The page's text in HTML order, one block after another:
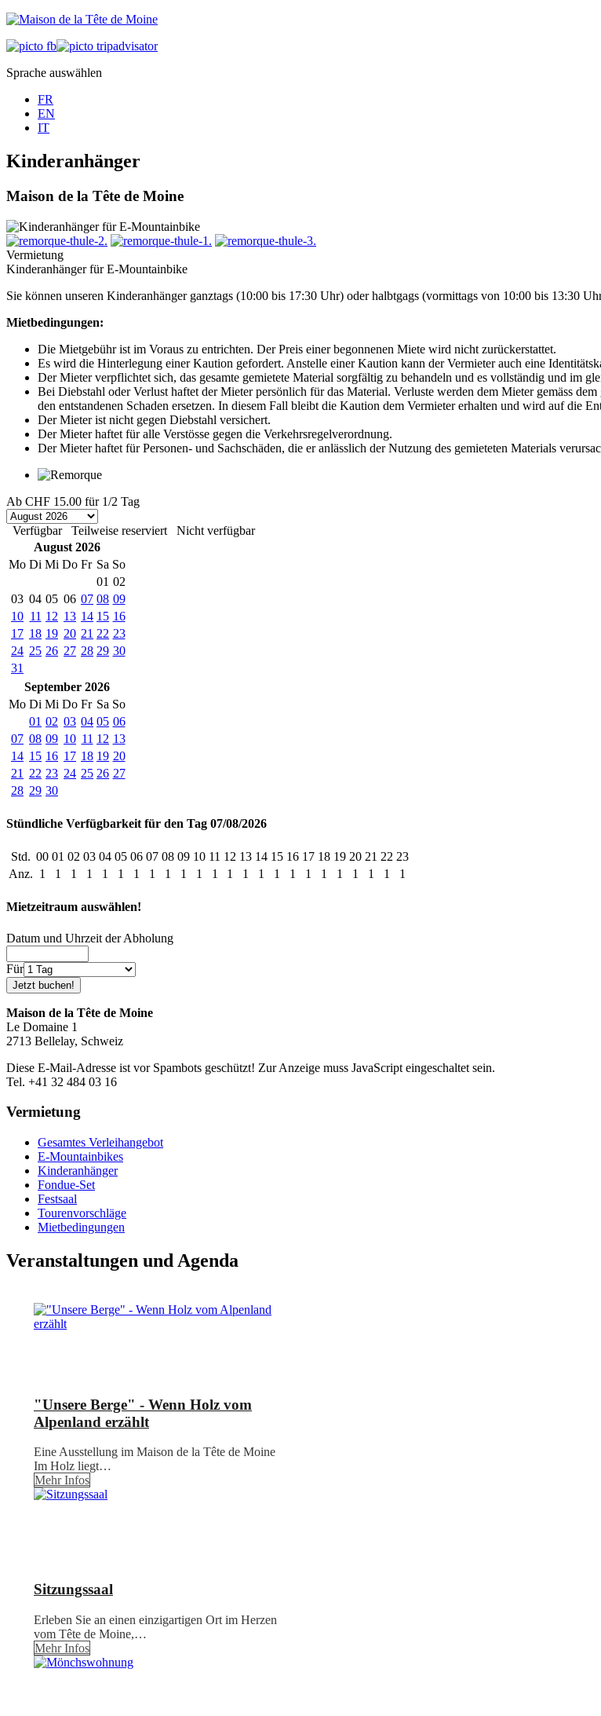
Sprache auswählen
FR
EN
IT
Kinderanhänger
Maison de la Tête de Moine
Vermietung
Kinderanhänger für E-Mountainbike
Sie können unseren Kinderanhänger ganztags (10:00 bis 17:30 Uhr) oder halbtgags (vormittags von 10:00 bis 13:30
Mietbedingungen:
Die Mietgebühr ist im Voraus zu entrichten. Der Preis einer begonnenen Miete wird nicht zurückerstattet.
Es wird die Hinterlegung einer Kaution gefordert. Anstelle einer Kaution kann der Vermieter auch eine
Der Mieter verpflichtet sich, das gesamte gemietete Material sorgfältig zu behandeln und es vollständig und im
Bei Diebstahl oder Verlust haftet der Mieter persönlich für das Material. Verluste werden dem Mieter gemäss
den entstandenen Schaden ersetzen. In diesem Fall bleibt die Kaution dem Vermieter erhalten und wird auf die
Der Mieter ist nicht gegen Diebstahl versichert.
Der Mieter haftet für alle Verstösse gegen die Verkehrsregelverordnung.
Der Mieter haftet für Personen- und Sachschäden, die er anlässlich der Nutzung des gemieteten Materials
Ab CHF 15.00 für 1/2 Tag
Verfügbar Teilweise reserviert
Nicht verfügbar
August 2026
Mo Di Mi Do Fr Sa So
01 02
03 04 05 06 07 08 09
10 11 12 13 14 15 16
17 18 19 20 21 22 23
24 25 26 27 28 29 30
31
September 2026
Mo Di Mi Do Fr Sa So
01 02 03 04 05 06
07 08 09 10 11 12 13
14 15 16 17 18 19 20
21
22 23 24 25 26 27
28 29 30
Stündliche Verfügbarkeit für den Tag 07/08/2026
Std. 00 01 02 03 04 05 06 07 08 09 10 11 12 13 14 15 16 17 18 19 20 21 22 23
Anz. 1 1 1 1 1 1 1 1 1 1 1 1 1 1 1 1 1 1 1 1 1 1 1 1
Mietzeitraum auswählen!
Datum und Uhrzeit der Abholung
Für
Maison de la Tête de Moine
Le Domaine 1
2713 Bellelay, Schweiz
Diese E-Mail-Adresse ist vor Spambots geschützt! Zur Anzeige muss JavaScript eingeschaltet sein.
Tel. +41 32 484 03 16
Vermietung
Gesamtes Verleihangebot
E-Mountainbikes
Kinderanhänger
Fondue-Set
Festsaal
Tourenvorschläge
Mietbedingungen
Veranstaltungen und Agenda
"Unsere Berge" - Wenn Holz vom
Alpenland erzählt
Eine Ausstellung im Maison de la Tête de Moine
Im Holz liegt…
Mehr Infos
Sitzungssaal
Erleben Sie an einen einzigartigen Ort im Herzen
vom Tête de Moine,…
Mehr Infos